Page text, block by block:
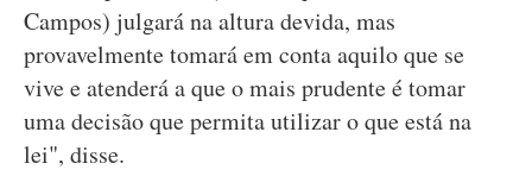
Campos) julgará na altura devida, mas
provavelmente tomará em conta aquilo que se
vive e atenderá a que o mais prudente é tomar
uma decisão que permita utilizar o que está na
lei", disse.